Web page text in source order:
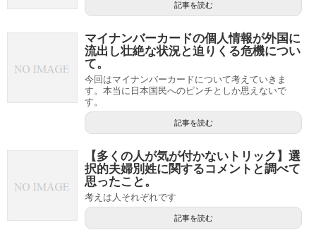
記事を読む
マイナンバーカードの個人情報が外国に
流出し壮絶な状況と迫りくる危機につい
て。
今回はマイナンバーカードについて考えていきま
す。本当に日本国民へのピンチとしか思えないで
す。
記事を読む
【多くの人が気が付かないトリック】選
択的夫婦別姓に関するコメントと調べて
思ったこと。
考えは人それぞれです
記事を読む